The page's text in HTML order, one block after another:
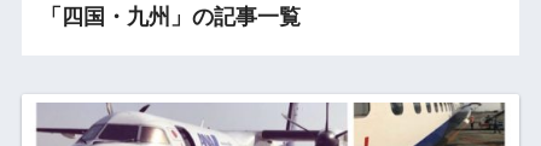
「四国・九州」の記事一覧